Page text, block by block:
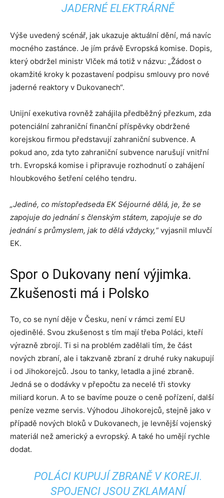
JADERNÉ ELEKTRÁRNĚ
Výše uvedený scénář, jak ukazuje aktuální dění, má navíc
mocného zastánce. Je jím právě Evropská komise. Dopis,
který obdržel ministr Vlček má totiž v názvu: „Žádost o
okamžité kroky k pozastavení podpisu smlouvy pro nové
jaderné reaktory v Dukovanech“.
Unijní exekutiva rovněž zahájila předběžný přezkum, zda
potenciální zahraniční finanční příspěvky obdržené
korejskou firmou představují zahraniční subvence. A
pokud ano, zda tyto zahraniční subvence narušují vnitřní
trh. Evropská komise i připravuje rozhodnutí o zahájení
hloubkového šetření celého tendru.
„Jediné, co místopředseda EK Séjourné dělá, je, že se
zapojuje do jednání s členským státem, zapojuje se do
jednání s průmyslem, jak to dělá vždycky,“vyjasnil mluvčí
EK.
Spor o Dukovany není výjimka.
Zkušenosti má i Polsko
To, co se nyní děje v Česku, není v rámci zemí EU
ojedinělé. Svou zkušenost s tím mají třeba Poláci, kteří
výrazně zbrojí. Ti si na problém zadělali tím, že část
nových zbraní, ale i takzvaně zbraní z druhé ruky nakupují
i od Jihokorejců. Jsou to tanky, letadla a jiné zbraně.
Jedná se o dodávky v přepočtu za necelé tři stovky
miliard korun. A to se bavíme pouze o ceně pořízení, další
peníze vezme servis. Výhodou Jihokorejců, stejně jako v
případě nových bloků v Dukovanech, je levnější vojenský
materiál než americký a evropský. A také ho umějí rychle
dodat.
POLÁCI KUPUJÍ ZBRANĚ V KOREJI.
SPOJENCI JSOU ZKLAMANÍ